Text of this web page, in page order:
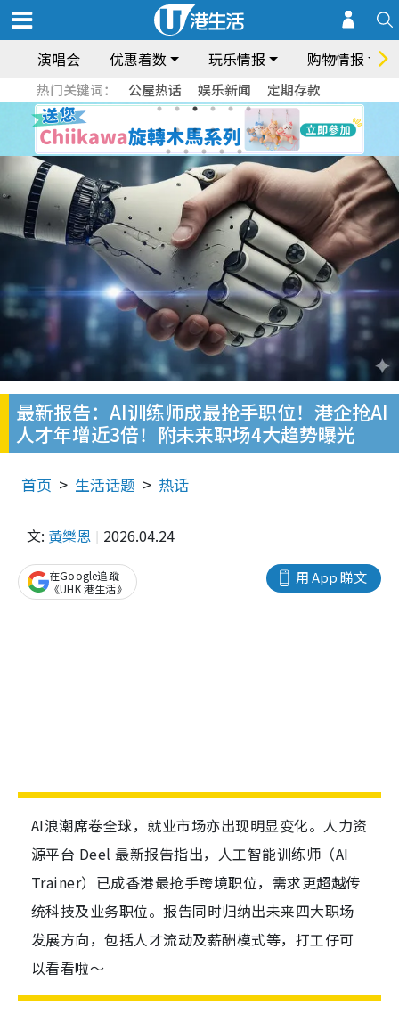
演唱会 优惠着数 玩乐情报 购物情报
热门关键词： 公屋热话 娱乐新闻 定期存款
最新报告：AI训练师成最抢手职位！港企抢AI
人才年增近3倍！附未来职场4大趋势曝光
首页 生活话题 热话
文: 黃樂恩 2026.04.24
用 App 睇文
在Google追蹤
《UHK 港生活》
AI浪潮席卷全球，就业市场亦出现明显变化。人力资
源平台 Deel 最新报告指出，人工智能训练师（AI
Trainer）已成香港最抢手跨境职位，需求更超越传
统科技及业务职位。报告同时归纳出未来四大职场
发展方向，包括人才流动及薪酬模式等，打工仔可
以看看啦～